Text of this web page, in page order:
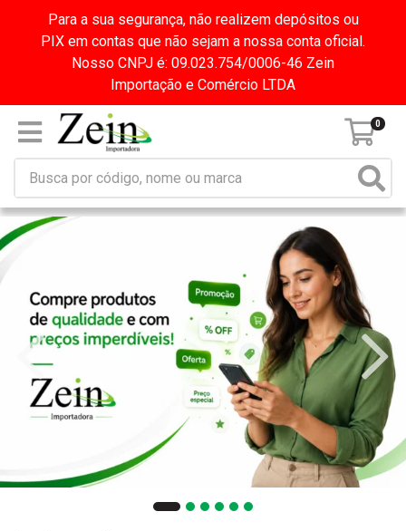
Para a sua segurança, não realizem depósitos ou
PIX em contas que não sejam a nossa conta oficial.
Nosso CNPJ é: 09.023.754/0006-46 Zein
Importação e Comércio LTDA
0